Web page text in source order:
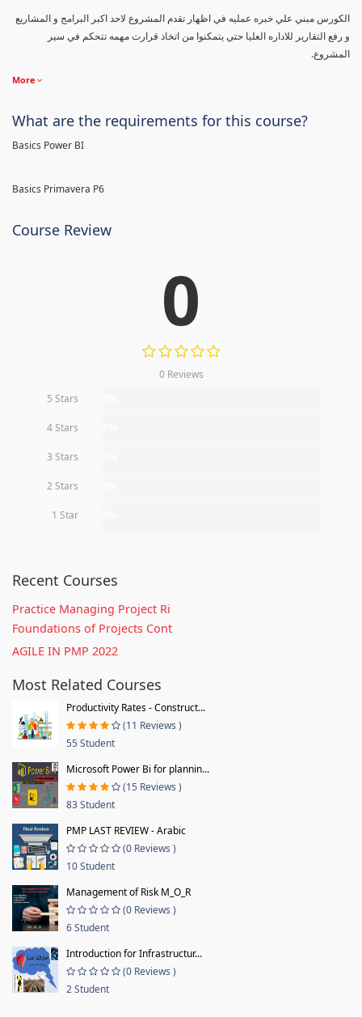
الكورس مبني علي خبره عمليه في اظهار تقدم المشروع لاحد اكبر البرامج و المشاريع
و رفع التقارير للاداره العليا حتي يتمكنوا من اتخاذ قرارت مهمه تتحكم في سير
المشروع.
More
What are the requirements for this course?
Basics Power BI
Basics Primavera P6
Course Review
0
0 Reviews
5 Stars
4 Stars
3 Stars
2 Stars
1 Star
Recent Courses
Practice Managing Project Ri
Foundations of Projects Cont
AGILE IN PMP 2022
Most Related Courses
Productivity Rates - Construct...
(11 Reviews )
55 Student
Microsoft Power Bi for plannin...
(15 Reviews )
83 Student
PMP LAST REVIEW - Arabic
(0 Reviews )
10 Student
Management of Risk M_O_R
(0 Reviews )
6 Student
Introduction for Infrastructur...
(0 Reviews )
2 Student